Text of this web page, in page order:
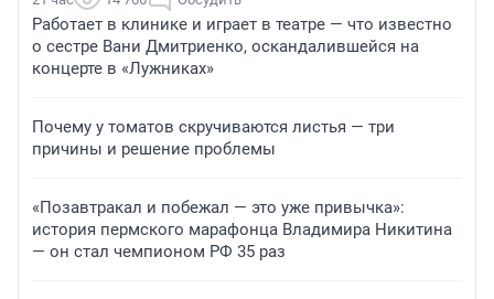
Работает в клинике и играет в театре — что известно
о сестре Вани Дмитриенко, оскандалившейся на
концерте в «Лужниках»
Почему у томатов скручиваются листья — три
причины и решение проблемы
«Позавтракал и побежал — это уже привычка»:
история пермского марафонца Владимира Никитина
— он стал чемпионом РФ 35 раз